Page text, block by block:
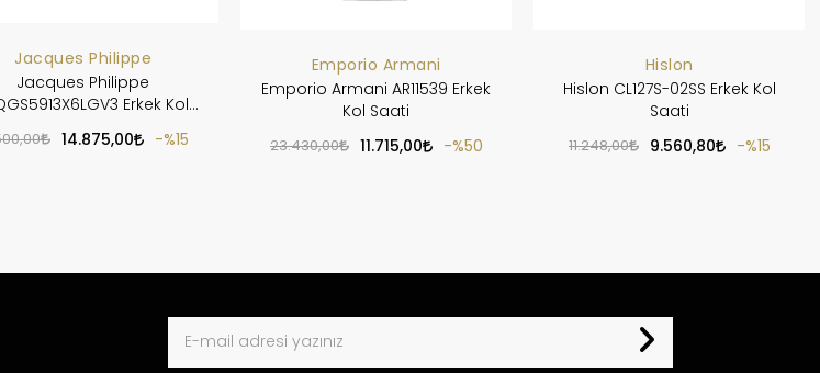
Jacques Philippe
Jacques Philippe
Erkek Kol
14.875,00 %15
Emporio Armani
Emporio Armani AR11539 Erkek
Kol Saati
23.430,00 11.715,00 %50
Hislon
Hislon CL127S-02SS Erkek Kol
Saati
11.248,00 9.560,80 %15